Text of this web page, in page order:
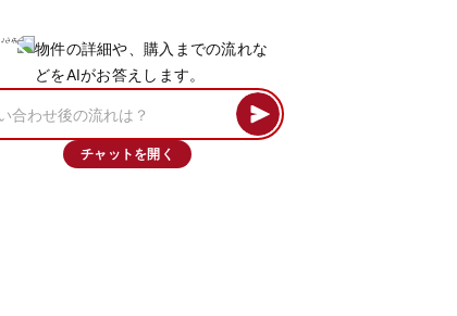
物件の詳細や、購入までの流れな
どをAIがお答えします。
チャットを開く